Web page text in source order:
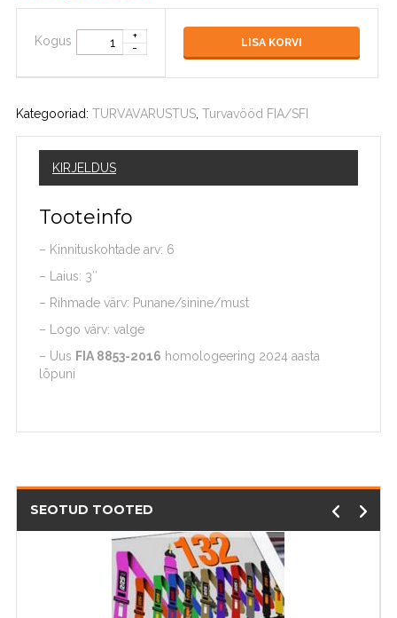
Kogus LISA KORVI
Kategooriad: TURVAVARUSTUS Turvavööd FIA/SFI
KIRJELDUS
Tooteinfo
– Kinnituskohtade arv: 6
– Laius: 3″
– Rihmade värv: Punane/sinine/must
– Logo värv: valge
– Uus FIA 8853-2016 homologeering 2024 aasta
lõpuni
SEOTUD TOOTED